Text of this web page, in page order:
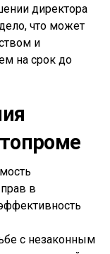
директора
что может
и
на срок до
в
с незаконным